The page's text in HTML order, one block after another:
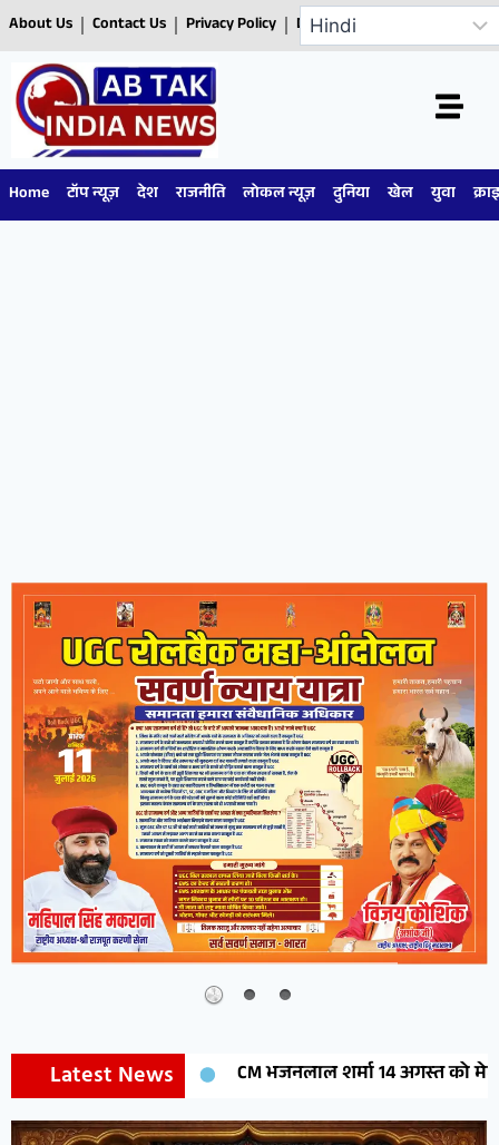
About Us Contact Us Privacy Policy Disclaimer
Home टॉप न्यूज़ देश राजनीति लोकल न्यूज़ दुनिया खेल युवा
Latest News
CM भजनलाल शर्मा 14 अगस्त को मेघासर में करेंगे मेघोजी